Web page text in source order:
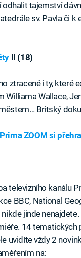
odhalit tajemství
sv. Pavla či
II (18)
ztracené i ty, které
Williama Wallace,
Britský
ZOOM si
televizního kanálu
BBC, National
jinde
14
uvidíte vždy 2
na: